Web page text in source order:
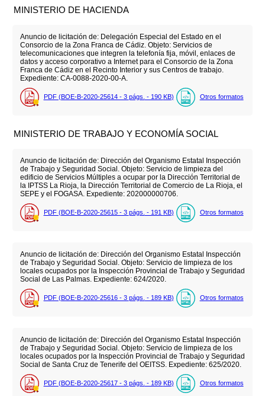
MINISTERIO DE HACIENDA
Anuncio de licitación de: Delegación Especial del Estado en el
Consorcio de la Zona Franca de Cádiz. Objeto: Servicios de
telecomunicaciones que integren la telefonía fija, móvil, enlaces de
datos y acceso corporativo a Internet para el Consorcio de la Zona
Franca de Cádiz en el Recinto Interior y sus Centros de trabajo.
Expediente: CA-0088-2020-00-A.
PDF (BOE-B-2020-25614 - 3 págs. - 190 KB) Otros formatos
MINISTERIO DE TRABAJO Y ECONOMÍA SOCIAL
Anuncio de licitación de: Dirección del Organismo Estatal Inspección
de Trabajo y Seguridad Social. Objeto: Servicio de limpieza del
edificio de Servicios Múltiples a ocupar por la Dirección Territorial de
la IPTSS La Rioja, la Dirección Territorial de Comercio de La Rioja, el
SEPE y el FOGASA. Expediente: 202000000706.
PDF (BOE-B-2020-25615 - 3 págs. - 191 KB) Otros formatos
Anuncio de licitación de: Dirección del Organismo Estatal Inspección
de Trabajo y Seguridad Social. Objeto: Servicio de limpieza de los
locales ocupados por la Inspección Provincial de Trabajo y Seguridad
Social de Las Palmas. Expediente: 624/2020.
PDF (BOE-B-2020-25616 - 3 págs. - 189 KB) Otros formatos
Anuncio de licitación de: Dirección del Organismo Estatal Inspección
de Trabajo y Seguridad Social. Objeto: Servicio de limpieza de los
locales ocupados por la Inspección Provincial de Trabajo y Seguridad
Social de Santa Cruz de Tenerife del OEITSS. Expediente: 625/2020.
PDF (BOE-B-2020-25617 - 3 págs. - 189 KB) Otros formatos